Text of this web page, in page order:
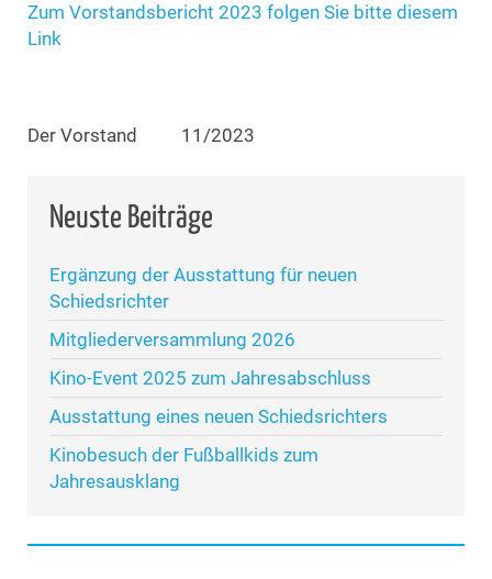
Zum Vorstandsbericht 2023 folgen Sie bitte diesem
Link
Der Vorstand 11/2023
Neuste Beiträge
Ergänzung der Ausstattung für neuen
Schiedsrichter
Mitgliederversammlung 2026
Kino-Event 2025 zum Jahresabschluss
Ausstattung eines neuen Schiedsrichters
Kinobesuch der Fußballkids zum
Jahresausklang